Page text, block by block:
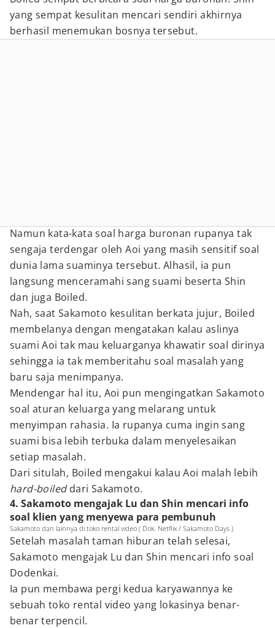
yang sempat kesulitan mencari sendiri akhirnya
berhasil menemukan bosnya tersebut.
Namun kata-kata soal harga buronan rupanya tak
sengaja terdengar oleh Aoi yang masih sensitif soal
dunia lama suaminya tersebut. Alhasil, ia pun
langsung menceramahi sang suami beserta Shin
dan juga Boiled.
Nah, saat Sakamoto kesulitan berkata jujur, Boiled
membelanya dengan mengatakan kalau aslinya
suami Aoi tak mau keluarganya khawatir soal dirinya
sehingga ia tak memberitahu soal masalah yang
baru saja menimpanya.
Mendengar hal itu, Aoi pun mengingatkan Sakamoto
soal aturan keluarga yang melarang untuk
menyimpan rahasia. Ia rupanya cuma ingin sang
suami bisa lebih terbuka dalam menyelesaikan
setiap masalah.
Dari situlah, Boiled mengakui kalau Aoi malah lebih
hard-boileddari Sakamoto.
4. Sakamoto mengajak Lu dan Shin mencari info
soal klien yang menyewa para pembunuh
Sakamoto dan lainnya di toko rental video ( Dok. Netflix / Sakamoto Days )
Setelah masalah taman hiburan telah selesai,
Sakamoto mengajak Lu dan Shin mencari info soal
Dodenkai.
Ia pun membawa pergi kedua karyawannya ke
sebuah toko rental video yang lokasinya benar-
benar terpencil.